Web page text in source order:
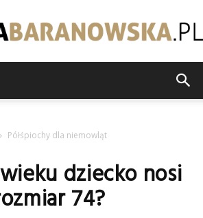
Półśpiochy dla niemowląt
dziecko nosi
74?